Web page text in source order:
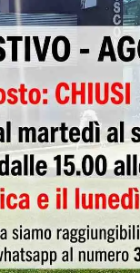
Ho preso
Invia